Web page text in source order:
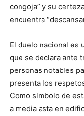
congoja” y su
encuentra
El duelo nacional es
que se declara ante
personas notables
presenta los
Como símbolo de
a media asta en